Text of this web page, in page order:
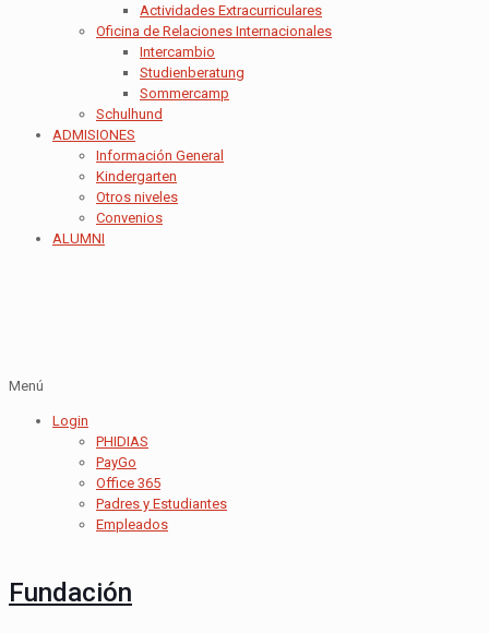
Actividades Extracurriculares
Oficina de Relaciones Internacionales
Intercambio
Studienberatung
Sommercamp
Schulhund
ADMISIONES
Información General
Kindergarten
Otros niveles
Convenios
ALUMNI
Menú
Login
PHIDIAS
PayGo
Office 365
Padres y Estudiantes
Empleados
Fundación